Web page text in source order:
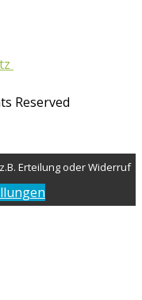
Reserved
Erteilung oder Widerruf